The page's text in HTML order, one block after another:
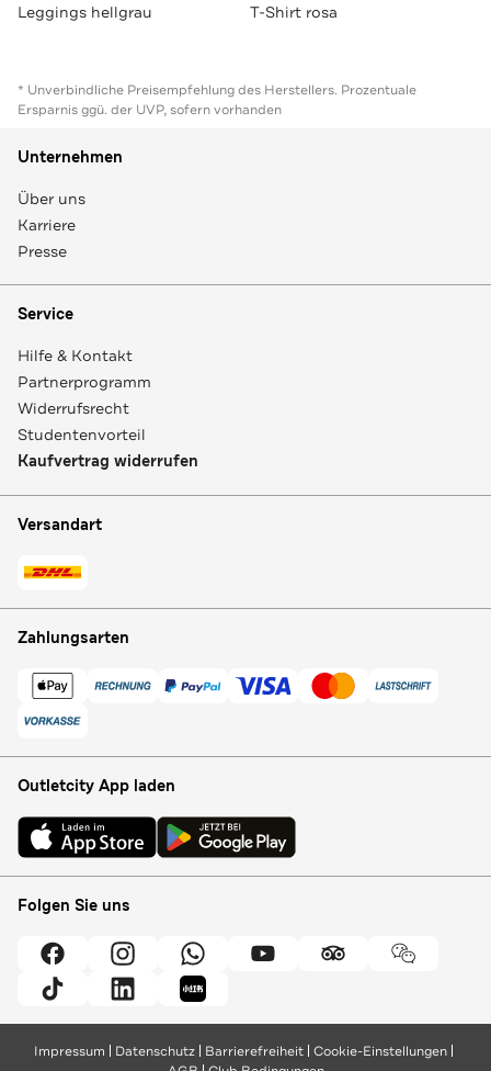
Leggings hellgrau T-Shirt rosa
* Unverbindliche Preisempfehlung des Herstellers. Prozentuale
Ersparnis ggü. der UVP, sofern vorhanden
Unternehmen
Über uns
Karriere
Presse
Service
Hilfe & Kontakt
Partnerprogramm
Widerrufsrecht
Studentenvorteil
Kaufvertrag widerrufen
Versandart
Zahlungsarten
Outletcity App laden
Folgen Sie uns
Impressum Datenschutz Barrierefreiheit Cookie-Einstellungen